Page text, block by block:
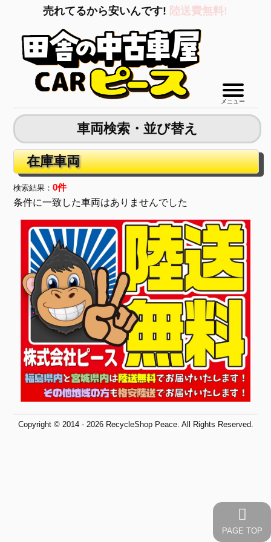
売れてるから安いんです! 陸送費無料!
メニュー
車両検索・並び替え
在庫車両
検索結果：0件
条件に一致した車両はありませんでした
Copyright © 2014 - 2026 RecycleShop Peace. All Rights Reserved.